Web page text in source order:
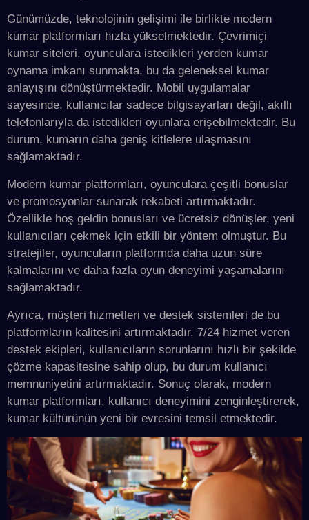
Günümüzde, teknolojinin gelişimi ile birlikte modern
kumar platformları hızla yükselmektedir. Çevrimiçi
kumar siteleri, oyunculara istedikleri yerden kumar
oynama imkanı sunmakta, bu da geleneksel kumar
anlayışını dönüştürmektedir. Mobil uygulamalar
sayesinde, kullanıcılar sadece bilgisayarları değil, akıllı
telefonlarıyla da istedikleri oyunlara erişebilmektedir. Bu
durum, kumarın daha geniş kitlelere ulaşmasını
sağlamaktadır.
Modern kumar platformları, oyunculara çeşitli bonuslar
ve promosyonlar sunarak rekabeti artırmaktadır.
Özellikle hoş geldin bonusları ve ücretsiz dönüşler, yeni
kullanıcıları çekmek için etkili bir yöntem olmuştur. Bu
stratejiler, oyuncuların platformda daha uzun süre
kalmalarını ve daha fazla oyun deneyimi yaşamalarını
sağlamaktadır.
Ayrıca, müşteri hizmetleri ve destek sistemleri de bu
platformların kalitesini artırmaktadır. 7/24 hizmet veren
destek ekipleri, kullanıcıların sorunlarını hızlı bir şekilde
çözme kapasitesine sahip olup, bu durum kullanıcı
memnuniyetini artırmaktadır. Sonuç olarak, modern
kumar platformları, kullanıcı deneyimini zenginleştirerek,
kumar kültürünün yeni bir evresini temsil etmektedir.